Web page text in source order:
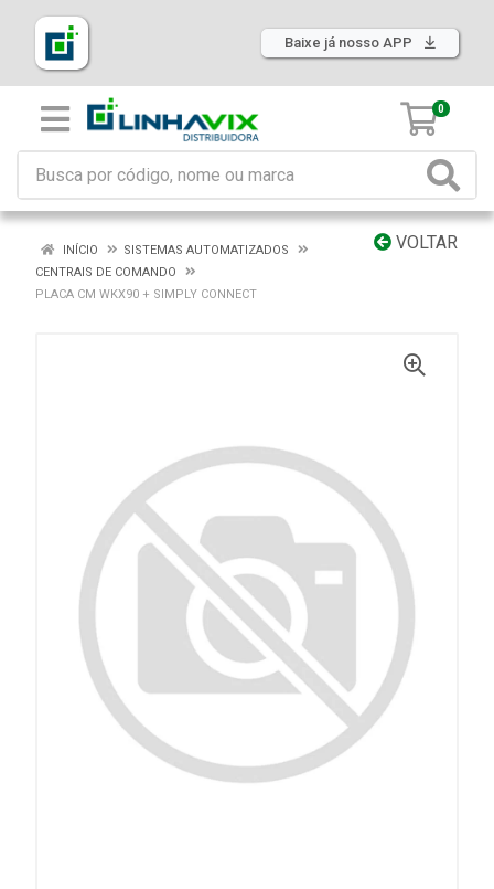
Baixe já nosso APP
0
VOLTAR
INÍCIO
SISTEMAS AUTOMATIZADOS
CENTRAIS DE COMANDO
PLACA CM WKX90 + SIMPLY CONNECT